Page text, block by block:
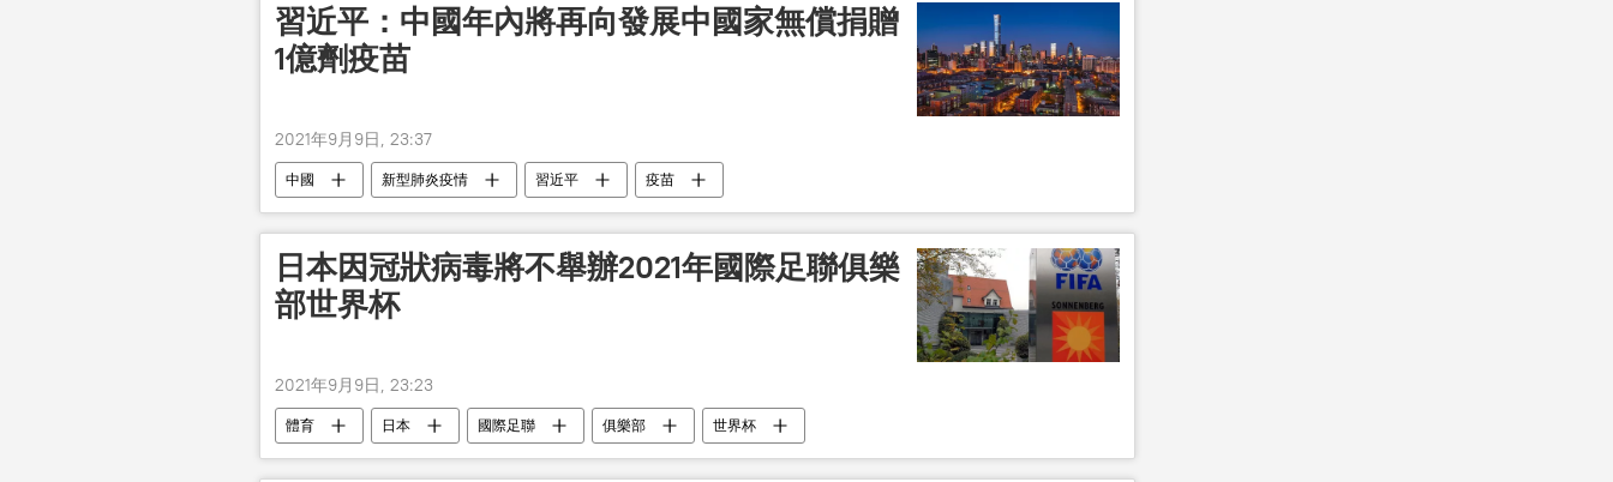
習近平：中國年內將再向發展中國家無償捐贈
1億劑疫苗
2021年9月9日, 23:37
中國 新型肺炎疫情 習近平 疫苗
日本因冠狀病毒將不舉辦2021年國際足聯俱樂
部世界杯
2021年9月9日, 23:23
體育 日本 國際足聯 俱樂部 世界杯